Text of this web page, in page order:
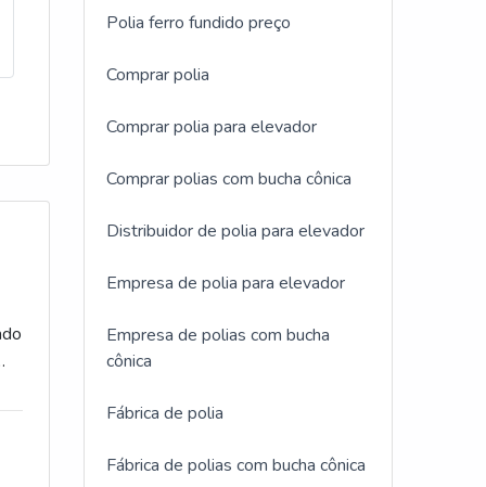
é
e
Polia ferro fundido preço
Comprar polia
Comprar polia para elevador
Comprar polias com bucha cônica
Distribuidor de polia para elevador
Empresa de polia para elevador
Empresa de polias com bucha
cônica
Fábrica de polia
Fábrica de polias com bucha cônica